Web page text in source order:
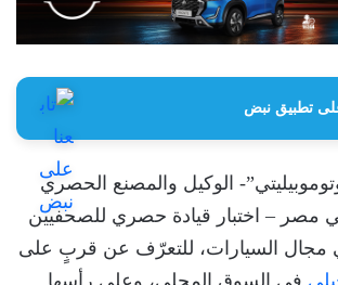
على تطبيق نبض
الوكيل والمصنع الحصري
مصر – اختبار قيادة حصري للصحفيين
مجال السيارات، للتعرّف عن قربٍ على
في السوق المحلي، وعلى رأسها